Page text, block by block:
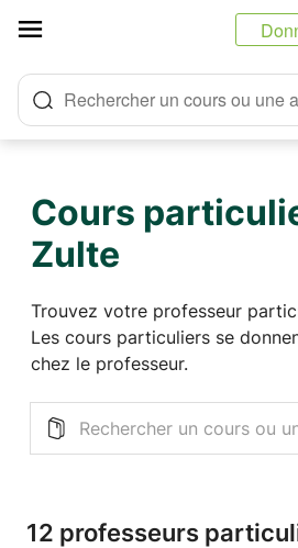
Rechercher un cours ou une
Cours
Zulte
Trouvez votre professeur
Les cours particuliers se
chez le professeur.
12 professeurs